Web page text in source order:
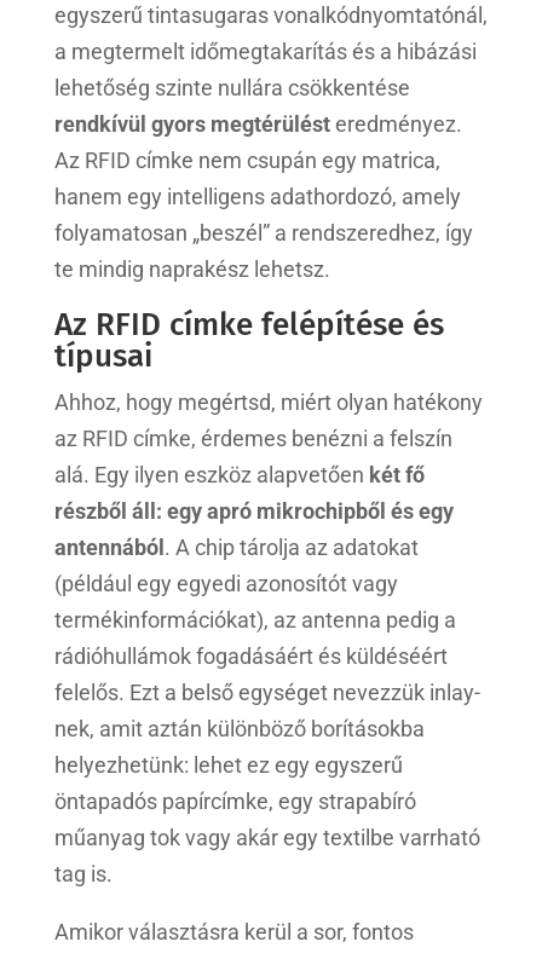
egyszerű tintasugaras vonalkódnyomtatónál,
a megtermelt időmegtakarítás és a hibázási
lehetőség szinte nullára csökkentése
rendkívül gyors megtérülésteredményez.
Az RFID címke nem csupán egy matrica,
hanem egy intelligens adathordozó, amely
folyamatosan „beszél” a rendszeredhez, így
te mindig naprakész lehetsz.
Az RFID címke felépítése és
típusai
Ahhoz, hogy megértsd, miért olyan hatékony
az RFID címke, érdemes benézni a felszín
alá. Egy ilyen eszköz alapvetően két fő
részből áll: egy apró mikrochipből és egy
antennából . A chip tárolja az adatokat
(például egy egyedi azonosítót vagy
termékinformációkat), az antenna pedig a
rádióhullámok fogadásáért és küldéséért
felelős. Ezt a belső egységet nevezzük inlay-
nek, amit aztán különböző borításokba
helyezhetünk: lehet ez egy egyszerű
öntapadós papírcímke, egy strapabíró
műanyag tok vagy akár egy textilbe varrható
tag is.
Amikor választásra kerül a sor, fontos